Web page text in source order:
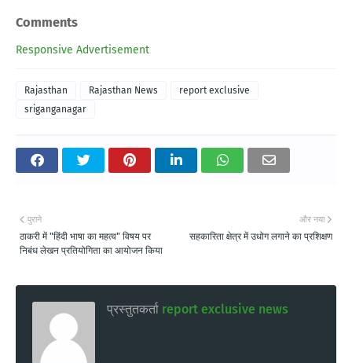
Comments
Responsive Advertisement
Rajasthan Rajasthan News
report exclusive
sriganganagar
और नया
सहकारिता क्षेत्र में उधोग लगाने का प्रशिक्षण
पुराने
ठाकरी में "हिंदी भाषा का महत्व" विषय पर
निबंध लेखन प्रतियोगिता का आयोजन किया
प्रस्तुतकर्ता report exclusive news